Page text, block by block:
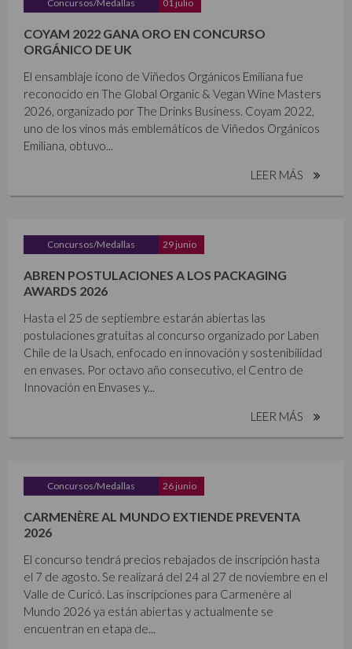
Concursos/Medallas 01 julio
COYAM 2022 GANA ORO EN CONCURSO
ORGÁNICO DE UK
El ensamblaje ícono de Viñedos Orgánicos Emiliana fue
reconocido en The Global Organic & Vegan Wine Masters
2026, organizado por The Drinks Business. Coyam 2022,
uno de los vinos más emblemáticos de Viñedos Orgánicos
Emiliana, obtuvo...
LEER MÁS
Concursos/Medallas 29 junio
ABREN POSTULACIONES A LOS PACKAGING
AWARDS 2026
Hasta el 25 de septiembre estarán abiertas las
postulaciones gratuitas al concurso organizado por Laben
Chile de la Usach, enfocado en innovación y sostenibilidad
en envases. Por octavo año consecutivo, el Centro de
Innovación en Envases y...
LEER MÁS
Concursos/Medallas 26 junio
CARMENÈRE AL MUNDO EXTIENDE PREVENTA
2026
El concurso tendrá precios rebajados de inscripción hasta
el 7 de agosto. Se realizará del 24 al 27 de noviembre en el
Valle de Curicó. Las inscripciones para Carmenère al
Mundo 2026 ya están abiertas y actualmente se
encuentran en etapa de...